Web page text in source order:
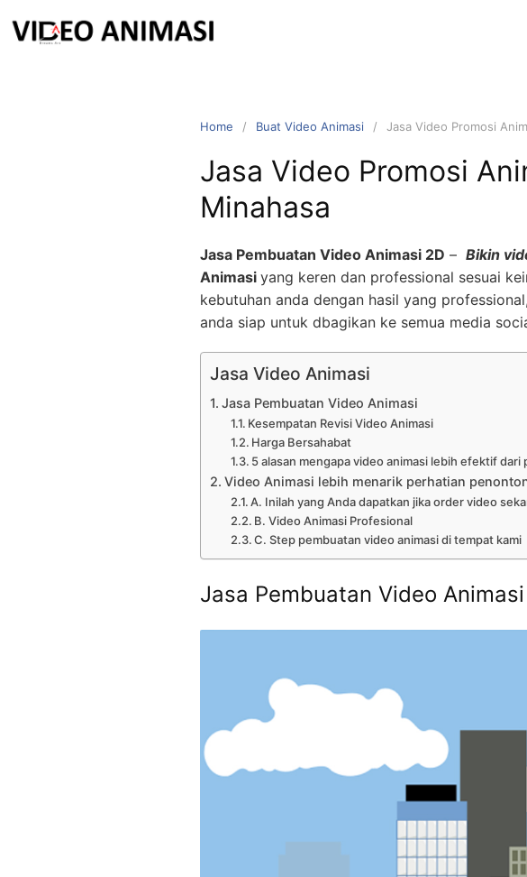
Home Buat Video Animasi Jasa Video Promosi
Jasa Video Promosi
Minahasa
Jasa Pembuatan Video Animasi 2D – Bikin
Animasi yang keren dan professional sesuai
kebutuhan anda dengan hasil yang
anda siap untuk dbagikan ke semua media
Jasa Video Animasi
Jasa Pembuatan Video Animasi
Kesempatan Revisi Video Animasi
Harga Bersahabat
5 alasan mengapa video animasi lebih efektif dari
Video Animasi lebih menarik perhatian
A. Inilah yang Anda dapatkan jika order video
B. Video Animasi Profesional
C. Step pembuatan video animasi di tempat kami
Jasa Pembuatan Video Animasi